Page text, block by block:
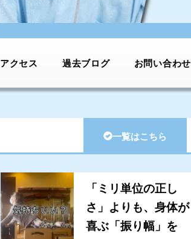
アクセス 過去ブログ お問い合わせ
一覧はこちら
「ミリ単位の正し
さ」よりも、身体が
喜ぶ「振り幅」を